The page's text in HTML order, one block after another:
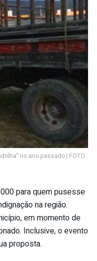
no ano passado | FOTO:
para quem pusesse
na região.
em momento de
Inclusive, o evento
proposta.